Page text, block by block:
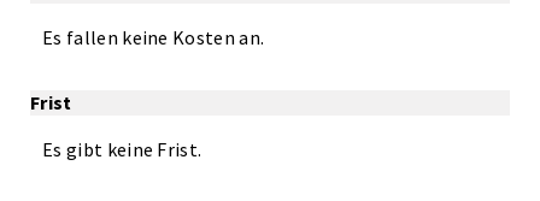
Es fallen keine Kosten an.
Frist
Es gibt keine Frist.